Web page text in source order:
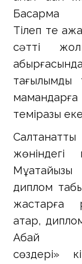
Тілеп те
сәтті
тағылымды
темірқазық
диплом
жастарға
қатар,
Абай
сөздері»